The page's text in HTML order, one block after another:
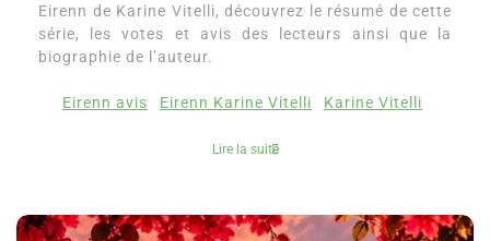
Eirenn de Karine Vitelli, découvrez le résumé de cette
série, les votes et avis des lecteurs ainsi que la
biographie de l’auteur.
Eirenn avis Eirenn Karine Vitelli Karine Vitelli
Lire la suite